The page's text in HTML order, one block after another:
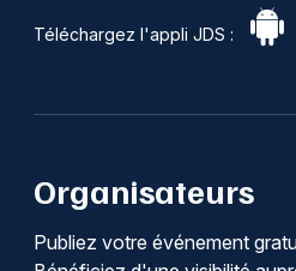
Téléchargez l'appli JDS :
Organisateurs
Publiez votre événement